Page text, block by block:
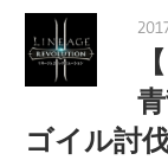
ゴイル討